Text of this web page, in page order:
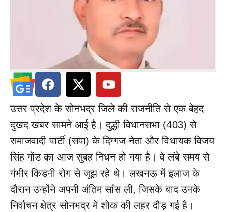
उत्तर प्रदेश के सोनभद्र जिले की राजनीति से एक बेहद
दुखद खबर सामने आई है। दुद्धी विधानसभा (403) से
समाजवादी पार्टी (सपा) के दिग्गज नेता और विधायक विजय
सिंह गोंड का आज सुबह निधन हो गया है। वे लंबे समय से
गंभीर किडनी रोग से जूझ रहे थे। लखनऊ में इलाज के
दौरान उन्होंने अपनी अंतिम सांस ली, जिसके बाद उनके
निर्वाचन क्षेत्र सोनभद्र में शोक की लहर दौड़ गई है।